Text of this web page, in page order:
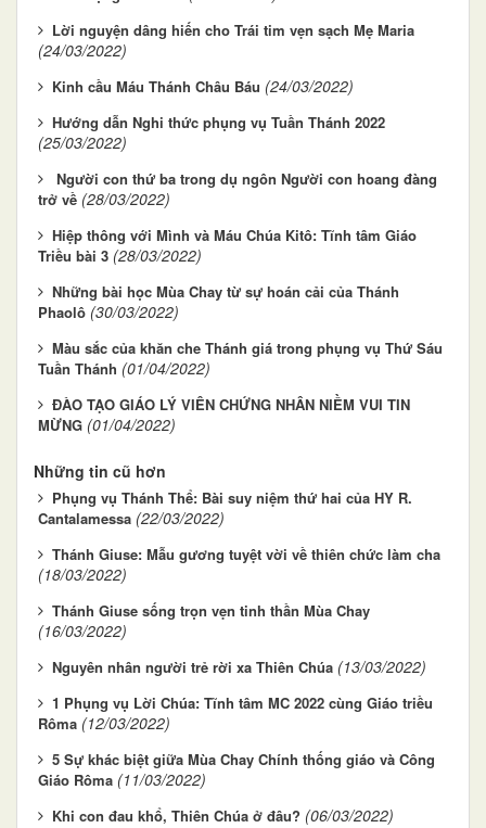
Lời nguyện dâng hiến cho Trái tim vẹn sạch Mẹ Maria
(24/03/2022)
Kinh cầu Máu Thánh Châu Báu (24/03/2022)
Hướng dẫn Nghi thức phụng vụ Tuần Thánh 2022
(25/03/2022)
Người con thứ ba trong dụ ngôn Người con hoang đàng
trở về (28/03/2022)
Hiệp thông với Mình và Máu Chúa Kitô: Tĩnh tâm Giáo
Triều bài 3 (28/03/2022)
Những bài học Mùa Chay từ sự hoán cải của Thánh
Phaolô (30/03/2022)
Màu sắc của khăn che Thánh giá trong phụng vụ Thứ Sáu
Tuần Thánh (01/04/2022)
ĐÀO TẠO GIÁO LÝ VIÊN CHỨNG NHÂN NIỀM VUI TIN
MỪNG (01/04/2022)
Những tin cũ hơn
Phụng vụ Thánh Thể: Bài suy niệm thứ hai của HY R.
Cantalamessa (22/03/2022)
Thánh Giuse: Mẫu gương tuyệt vời về thiên chức làm cha
(18/03/2022)
Thánh Giuse sống trọn vẹn tinh thần Mùa Chay
(16/03/2022)
Nguyên nhân người trẻ rời xa Thiên Chúa (13/03/2022)
1 Phụng vụ Lời Chúa: Tĩnh tâm MC 2022 cùng Giáo triều
Rôma (12/03/2022)
5 Sự khác biệt giữa Mùa Chay Chính thống giáo và Công
Giáo Rôma (11/03/2022)
Khi con đau khổ, Thiên Chúa ở đâu? (06/03/2022)